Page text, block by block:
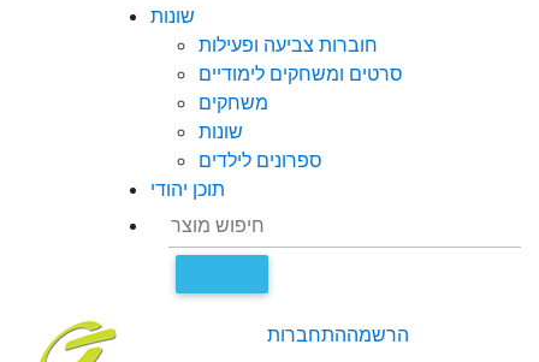
שונות
חוברות צביעה ופעילות
סרטים ומשחקים לימודיים
משחקים
שונות
ספרונים לילדים
תוכן יהודי
התחברותהרשמה